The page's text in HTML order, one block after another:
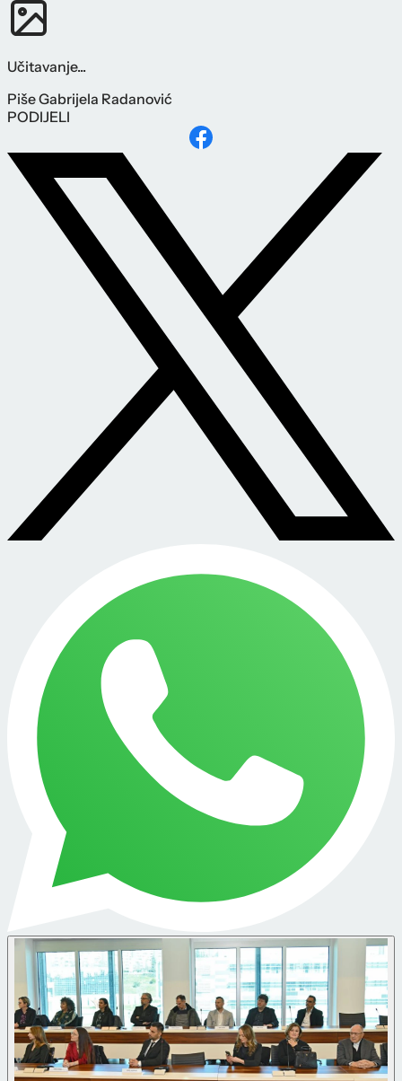
Učitavanje...
PišeGabrijela Radanović
PODIJELI